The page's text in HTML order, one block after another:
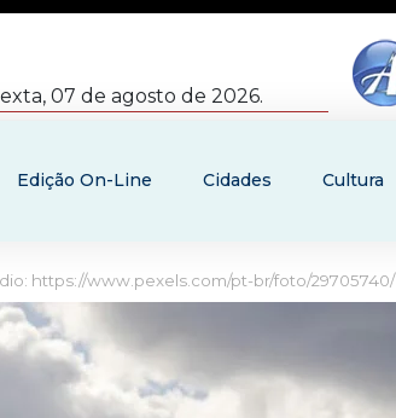
07 de agosto de 2026.
Edição On-Line Cidades Cultura
https://www.pexels.com/pt-br/foto/29705740/